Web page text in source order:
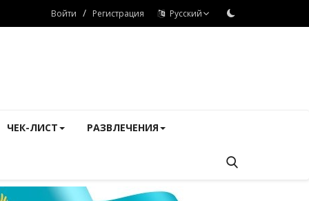
Войти / Регистрация Русский
ЧЕК-ЛИСТ РАЗВЛЕЧЕНИЯ